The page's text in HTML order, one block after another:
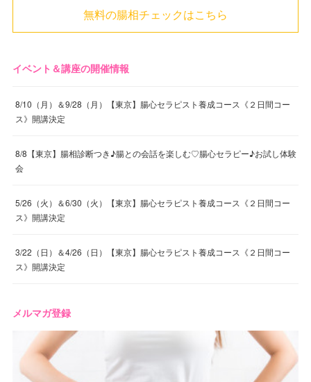
無料の腸相チェックはこちら
イベント＆講座の開催情報
8/10（月）＆9/28（月）【東京】腸心セラピスト養成コース《２日間コー
ス》開講決定
8/8【東京】腸相診断つき♪腸との会話を楽しむ♡腸心セラピー♪お試し体験
会
5/26（火）＆6/30（火）【東京】腸心セラピスト養成コース《２日間コー
ス》開講決定
3/22（日）＆4/26（日）【東京】腸心セラピスト養成コース《２日間コー
ス》開講決定
メルマガ登録